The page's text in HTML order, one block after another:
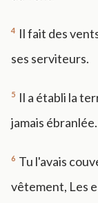
4 Il fait des
ses serviteurs.
5 Il a établi la
jamais ébranlée.
6 Tu l'avais
vêtement, Les